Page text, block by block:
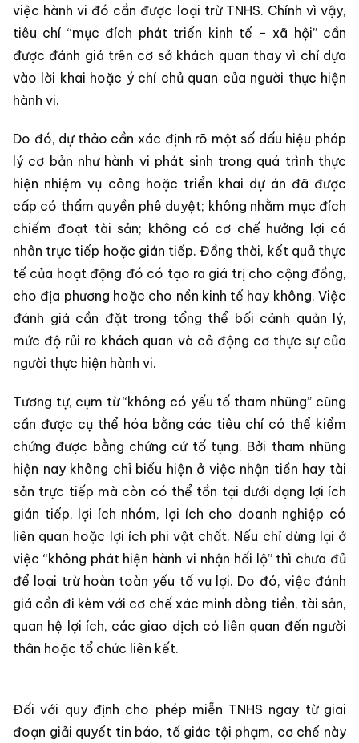
việc hành vi đó cần được loại trừ TNHS. Chính vì vậy,
tiêu chí “mục đích phát triển kinh tế - xã hội” cần
được đánh giá trên cơ sở khách quan thay vì chỉ dựa
vào lời khai hoặc ý chí chủ quan của người thực hiện
hành vi.
Do đó, dự thảo cần xác định rõ một số dấu hiệu pháp
lý cơ bản như hành vi phát sinh trong quá trình thực
hiện nhiệm vụ công hoặc triển khai dự án đã được
cấp có thẩm quyền phê duyệt; không nhằm mục đích
chiếm đoạt tài sản; không có cơ chế hưởng lợi cá
nhân trực tiếp hoặc gián tiếp. Đồng thời, kết quả thực
tế của hoạt động đó có tạo ra giá trị cho cộng đồng,
cho địa phương hoặc cho nền kinh tế hay không. Việc
đánh giá cần đặt trong tổng thể bối cảnh quản lý,
mức độ rủi ro khách quan và cả động cơ thực sự của
người thực hiện hành vi.
Tương tự, cụm từ “không có yếu tố tham nhũng” cũng
cần được cụ thể hóa bằng các tiêu chí có thể kiểm
chứng được bằng chứng cứ tố tụng. Bởi tham nhũng
hiện nay không chỉ biểu hiện ở việc nhận tiền hay tài
sản trực tiếp mà còn có thể tồn tại dưới dạng lợi ích
gián tiếp, lợi ích nhóm, lợi ích cho doanh nghiệp có
liên quan hoặc lợi ích phi vật chất. Nếu chỉ dừng lại ở
việc “không phát hiện hành vi nhận hối lộ” thì chưa đủ
để loại trừ hoàn toàn yếu tố vụ lợi. Do đó, việc đánh
giá cần đi kèm với cơ chế xác minh dòng tiền, tài sản,
quan hệ lợi ích, các giao dịch có liên quan đến người
thân hoặc tổ chức liên kết.
Đối với quy định cho phép miễn TNHS ngay từ giai
đoạn giải quyết tin báo, tố giác tội phạm, cơ chế này